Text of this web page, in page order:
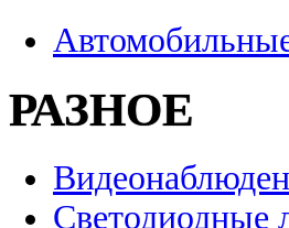
РАЗНОЕ
Светодиодные